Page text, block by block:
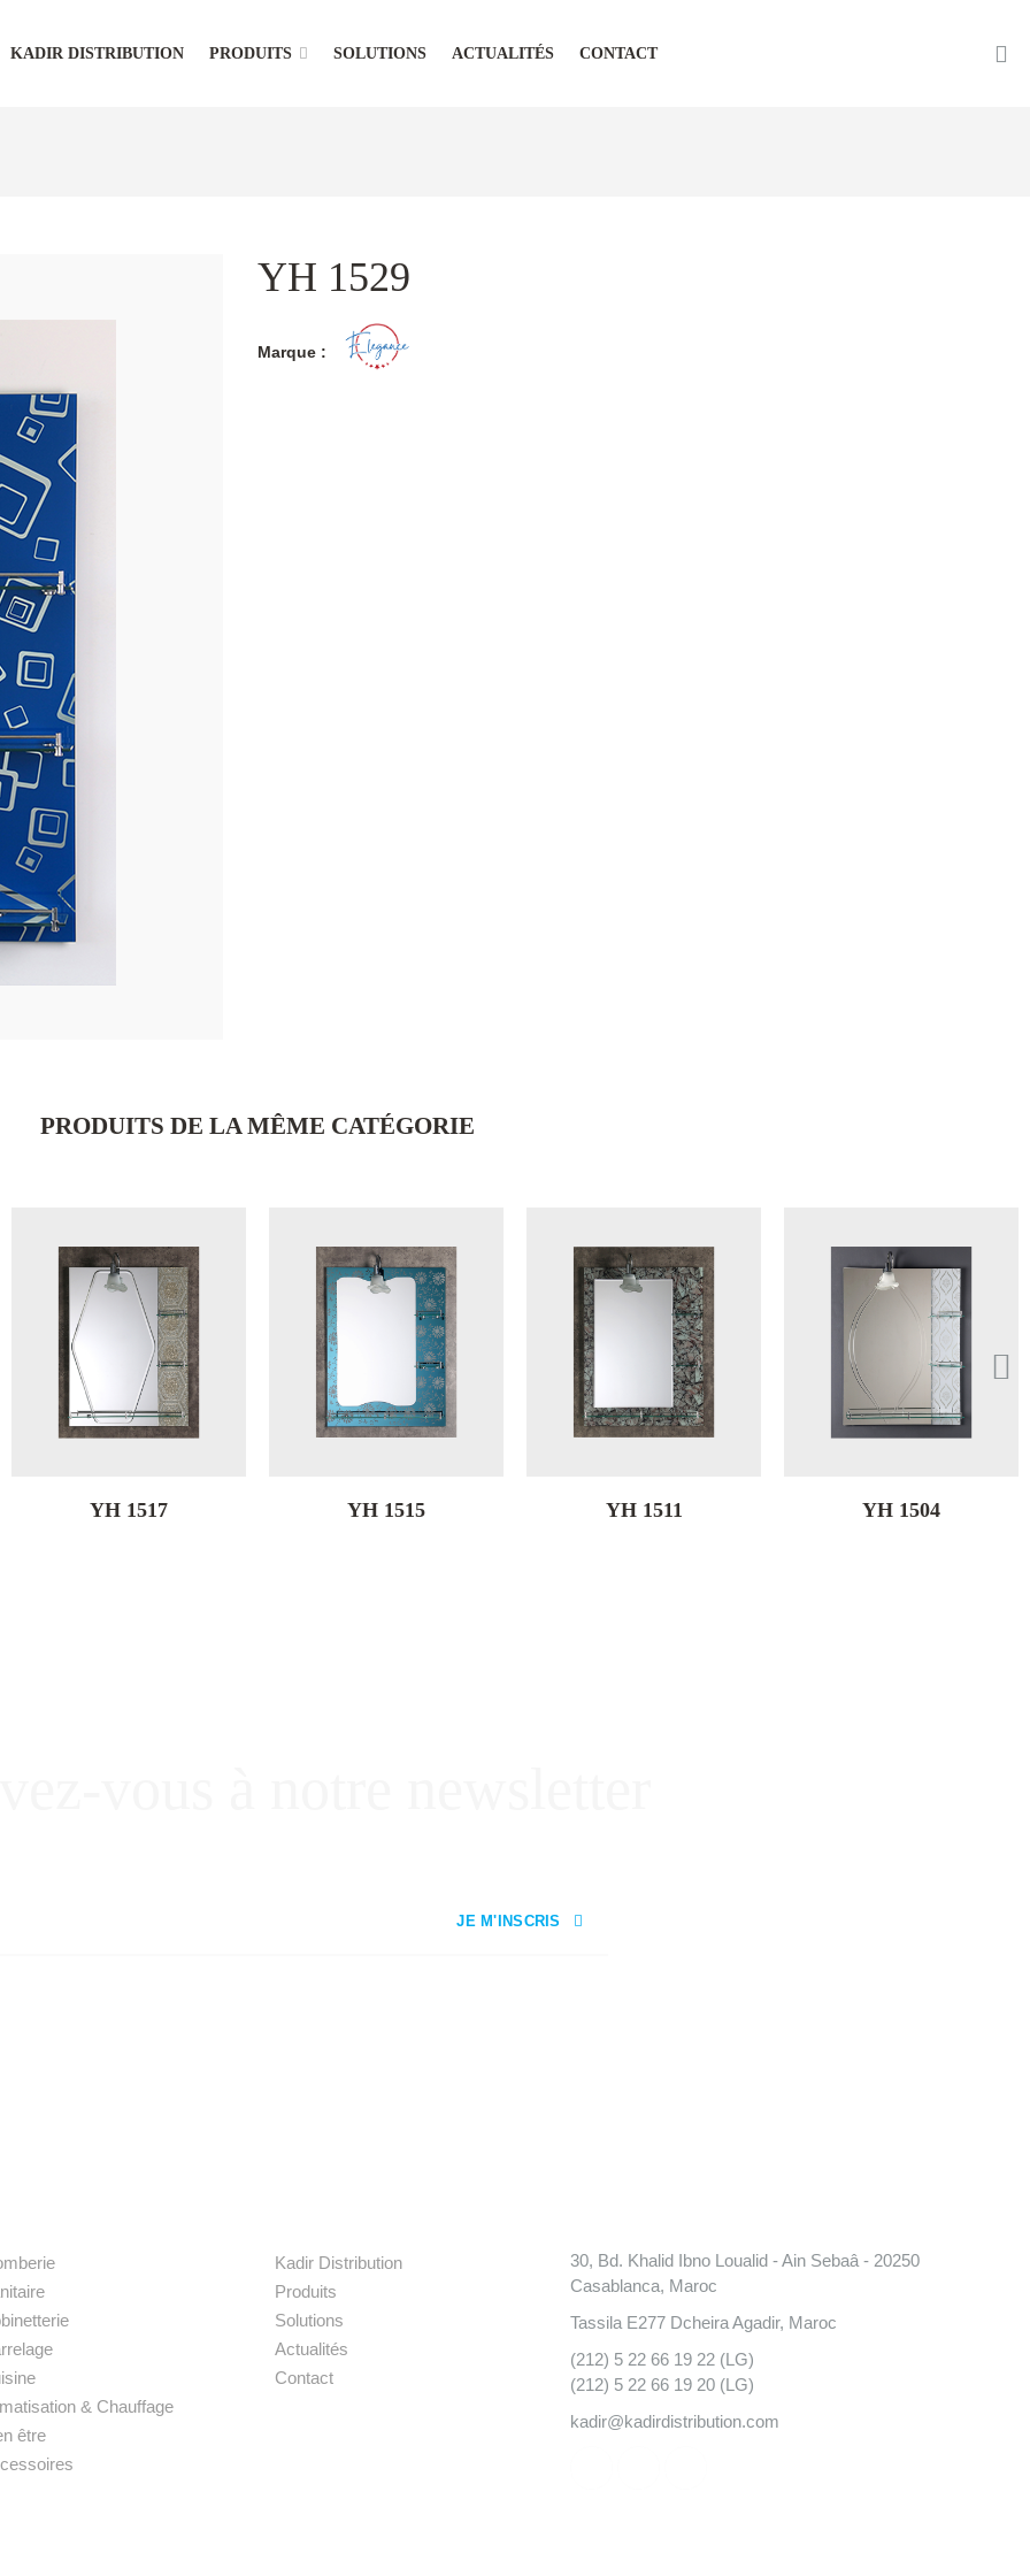
KADIR DISTRIBUTION PRODUITS SOLUTIONS ACTUALITÉS CONTACT
YH 1529
Marque :
PRODUITS DE LA MÊME CATÉGORIE
YH 1515 YH 1511 YH 1504 YH 1499
JE M'INSCRIS
& Chauffage
être
Kadir Distribution
Produits
Solutions
Actualités
Contact
30, Bd. Khalid Ibno Loualid - Ain Sebaâ - 20250
Casablanca, Maroc
Tassila E277 Dcheira Agadir, Maroc
(212) 5 22 66 19 22 (LG)
(212) 5 22 66 19 20 (LG)
kadir@kadirdistribution.com